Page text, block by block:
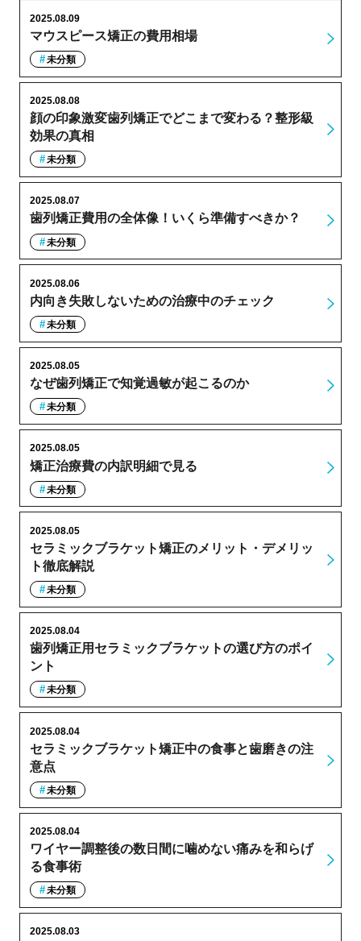
マウスピース矯正の費用相場
2025.08.09
未分類
顔の印象激変歯列矯正でどこまで変わる？整形級
効果の真相
2025.08.08
未分類
歯列矯正費用の全体像！いくら準備すべきか？
2025.08.07
未分類
内向き失敗しないための治療中のチェック
2025.08.06
未分類
なぜ歯列矯正で知覚過敏が起こるのか
2025.08.05
未分類
矯正治療費の内訳明細で見る
2025.08.05
未分類
セラミックブラケット矯正のメリット・デメリッ
ト徹底解説
2025.08.05
未分類
歯列矯正用セラミックブラケットの選び方のポイ
ント
2025.08.04
未分類
セラミックブラケット矯正中の食事と歯磨きの注
意点
2025.08.04
未分類
ワイヤー調整後の数日間に噛めない痛みを和らげ
る食事術
2025.08.04
未分類
2025.08.03